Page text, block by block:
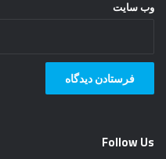
وب‌ سایت
Follow Us